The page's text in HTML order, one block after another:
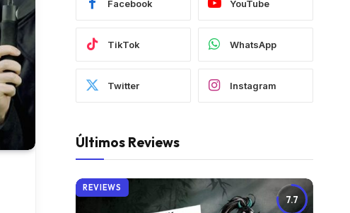
Facebook YouTube
TikTok WhatsApp
Twitter Instagram
Últimos Reviews
7.7
REVIEWS